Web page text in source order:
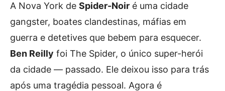
A Nova York de Spider-Noir é uma cidade
gangster, boates clandestinas, máfias em
guerra e detetives que bebem para esquecer.
Ben Reilly foi The Spider, o único super-herói
da cidade — passado. Ele deixou isso para trás
após uma tragédia pessoal. Agora é